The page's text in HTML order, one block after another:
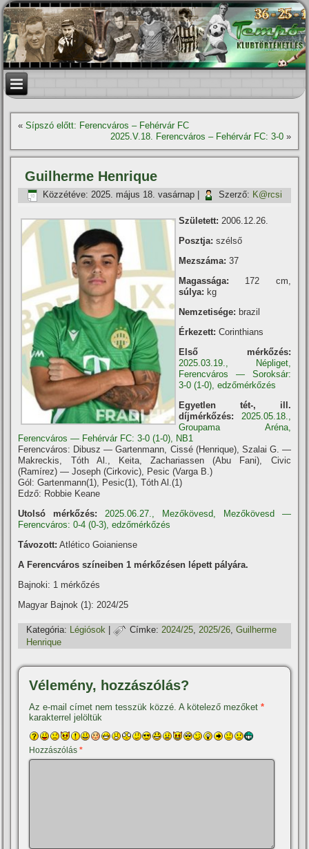
«Sí­pszó előtt: Ferencváros – Fehérvár FC
2025.V.18. Ferencváros – Fehérvár FC: 3-0»
Guilherme Henrique
Közzétéve: 2025. május 18. vasárnap Szerző: K@rcsi
Született: 2006.12.26.
Posztja: szélső
Mezszáma: 37
Magassága: 172 cm,
súlya: kg
Nemzetisége: brazil
Érkezett: Corinthians
Első mérkőzés:
2025.03.19., Népliget,
Ferencváros — Soroksár:
3-0 (1-0), edzőmérkőzés
Egyetlen tét-, ill.
díjmérkőzés:
2025.05.18.,
Groupama Aréna,
Ferencváros — Fehérvár FC: 3-0 (1-0), NB1
Ferencváros: Dibusz — Gartenmann, Cissé (Henrique), Szalai G. —
Makreckis, Tóth Al., Keita, Zachariassen (Abu Fani), Civic
(Ramírez) — Joseph (Cirkovic), Pesic (Varga B.)
Gól: Gartenmann(1), Pesic(1), Tóth Al.(1)
Edző: Robbie Keane
Utolsó mérkőzés:
2025.06.27., Mezőkövesd, Mezőkövesd —
Ferencváros: 0-4 (0-3), edzőmérkőzés
Távozott: Atlético Goianiense
A Ferencváros szí­neiben 1 mérkőzésen lépett pályára.
Bajnoki: 1 mérkőzés
Magyar Bajnok (1): 2024/25
Kategória: Légiósok | Címke: 2024/25,2025/26,Guilherme
Henrique
Vélemény, hozzászólás?
Az e-mail címet nem tesszük közzé. A kötelező mezőket*
karakterrel jelöltük
Hozzászólás*